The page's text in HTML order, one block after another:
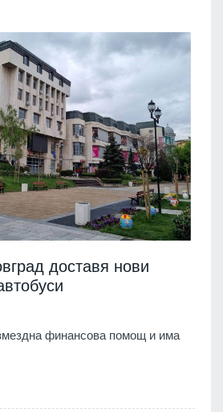
доставя нови
финансова помощ и има